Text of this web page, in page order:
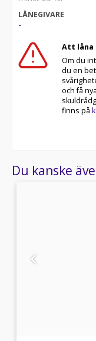
LÅNEGIVARE
-
Att låna
Om du
du en
och få
finns på
Du kanske